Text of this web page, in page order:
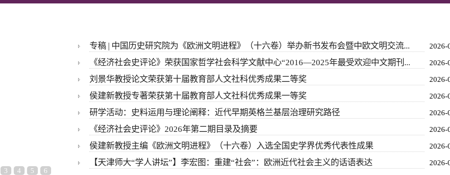
3 4 5 6
专稿 | 中国历史研究院为《欧洲文明进程》（十六卷）举办新书发布会暨中欧文明交流... 2026-
《经济社会史评论》荣获国家哲学社会科学文献中心“2016—2025年最受欢迎中文期刊... 2026-
刘景华教授论文荣获第十届教育部人文社科优秀成果二等奖 2026-
侯建新教授专著荣获第十届教育部人文社科优秀成果一等奖 2026-
研学活动：史料运用与理论阐释：近代早期英格兰基层治理研究路径 2026-
《经济社会史评论》2026年第二期目录及摘要 2026-
侯建新教授主编《欧洲文明进程》（十六卷）入选全国史学界优秀代表性成果 2026-
【天津师大“学人讲坛”】李宏图：重建“社会”：欧洲近代社会主义的话语表达 2026-